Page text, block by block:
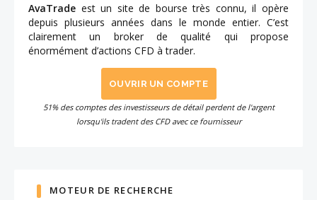
AvaTrade est un site de bourse très connu, il opère
depuis plusieurs années dans le monde entier. C’est
clairement un broker de qualité qui propose
énormément d’actions CFD à trader.
OUVRIR UN COMPTE
51% des comptes des investisseurs de détail perdent de l'argent
lorsqu'ils tradent des CFD avec ce fournisseur
MOTEUR DE RECHERCHE